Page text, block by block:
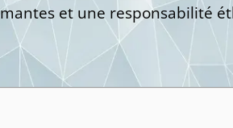
et une responsabilité